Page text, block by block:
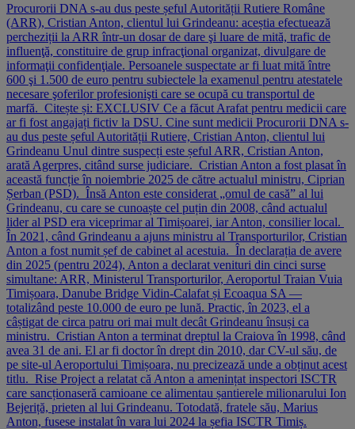
Procurorii DNA s-au dus peste șeful Autorității Rutiere Române
(ARR), Cristian Anton, clientul lui Grindeanu: aceștia efectuează
percheziții la ARR într-un dosar de dare şi luare de mită, trafic de
influenţă, constituire de grup infracţional organizat, divulgare de
informaţii confidenţiale. Persoanele suspectate ar fi luat mită între
600 şi 1.500 de euro pentru subiectele la examenul pentru atestatele
necesare şoferilor profesionişti care se ocupă cu transportul de
marfă. Citește și: EXCLUSIV Ce a făcut Arafat pentru medicii care
ar fi fost angajați fictiv la DSU. Cine sunt medicii Procurorii DNA s-
au dus peste șeful Autorității Rutiere, Cristian Anton, clientul lui
Grindeanu Unul dintre suspecți este șeful ARR, Cristian Anton,
arată Agerpres, citând surse judiciare. Cristian Anton a fost plasat în
această funcție în noiembrie 2025 de către actualul ministru, Ciprian
Șerban (PSD). Însă Anton este considerat „omul de casă” al lui
Grindeanu, cu care se cunoaște cel puțin din 2008, când actualul
lider al PSD era viceprimar al Timișoarei, iar Anton, consilier local.
În 2021, când Grindeanu a ajuns ministru al Transporturilor, Cristian
Anton a fost numit șef de cabinet al acestuia. În declarația de avere
din 2025 (pentru 2024), Anton a declarat venituri din cinci surse
simultane: ARR, Ministerul Transporturilor, Aeroportul Traian Vuia
Timișoara, Danube Bridge Vidin-Calafat și Ecoaqua SA —
totalizând peste 10.000 de euro pe lună. Practic, în 2023, el a
câștigat de circa patru ori mai mult decât Grindeanu însuși ca
ministru. Cristian Anton a terminat dreptul la Craiova în 1998, când
avea 31 de ani. El ar fi doctor în drept din 2010, dar CV-ul său, de
pe site-ul Aeroportului Timișoara, nu precizează unde a obținut acest
titlu. Rise Project a relatat că Anton a amenințat inspectori ISCTR
care sancționaseră camioane ce alimentau șantierele milionarului Ion
Bejeriță, prieten al lui Grindeanu. Totodată, fratele său, Marius
Anton, fusese instalat în vara lui 2024 la șefia ISCTR Timiș.